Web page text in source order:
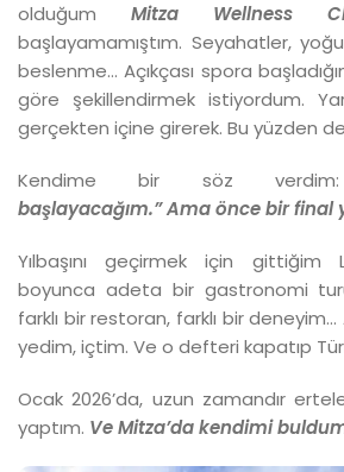
olduğum Mitza Wellness
başlayamamıştım. Seyahatler,
beslenme… Açıkçası spora
göre şekillendirmek istiyordum.
gerçekten içine girerek. Bu yüzden
Kendime bir söz
başlayacağım.”Ama önce bir final
Yılbaşını geçirmek için gittiğim
boyunca adeta bir gastronomi
farklı bir restoran, farklı bir deneyim…
yedim, içtim. Ve o defteri kapatıp
Ocak 2026’da, uzun zamandır
yaptım. Ve Mitza’da kendimi